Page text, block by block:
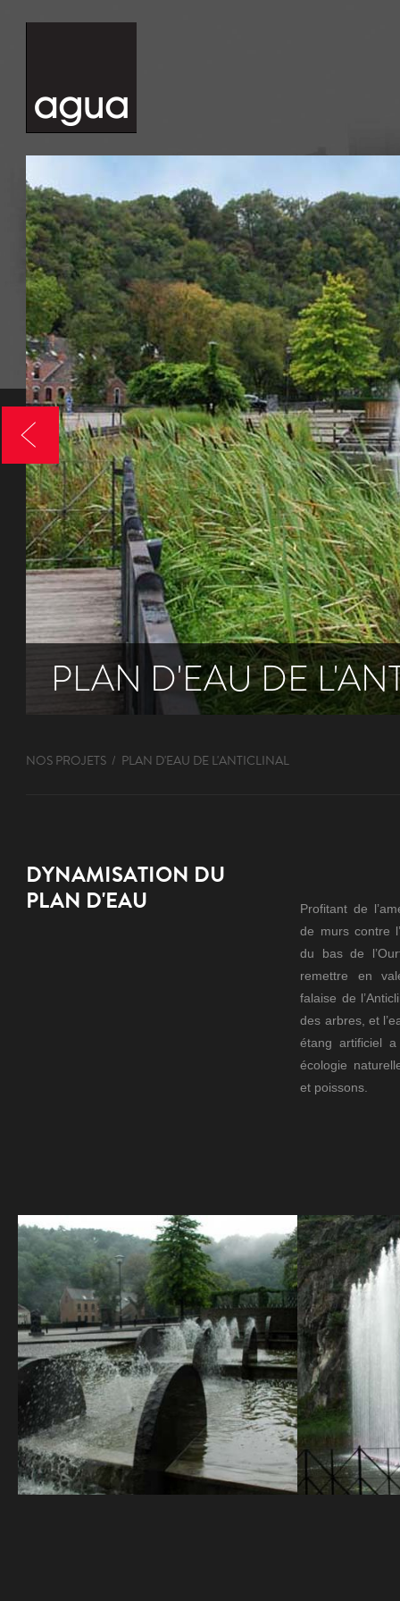
PLAN D'EAU DE
NOS PROJETS PLAN D'EAU DE L'ANTICLINAL
DYNAMISATION DU
PLAN D'EAU
Profitant de
de murs contre
du bas de
remettre en
falaise de
des arbres, et
étang artificiel
écologie
et poissons.